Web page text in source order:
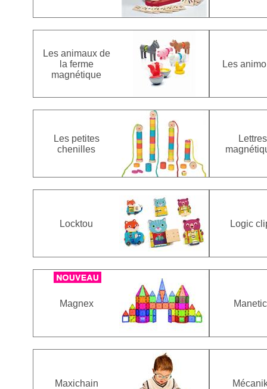
Les animaux de
la ferme
magnétique
Les
Les petites
chenilles
Lettres
Locktou Logic
Magnex
Maxichain